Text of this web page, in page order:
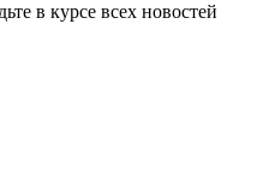
в курсе всех новостей